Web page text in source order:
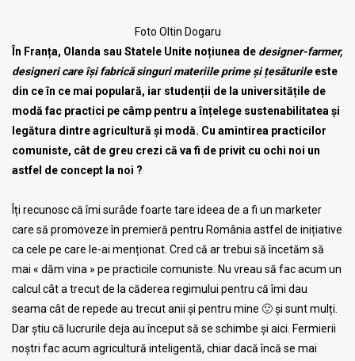
Foto Oltin Dogaru
În Franța, Olanda sau Statele Unite noțiunea de designer-farmer,
designeri care își fabrică singuri materiile prime și țesăturileeste
din ce în ce mai populară, iar studenții de la universitățile de
modă fac practici pe câmp pentru a înțelege sustenabilitatea și
legătura dintre agricultură și modă. Cu amintirea practicilor
comuniste, cât de greu crezi că va fi de privit cu ochi noi un
astfel de concept la noi ?
Îți recunosc că îmi surâde foarte tare ideea de a fi un marketer
care să promoveze în premieră pentru România astfel de inițiative
ca cele pe care le-ai menționat. Cred că ar trebui să încetăm să
mai « dăm vina » pe practicile comuniste. Nu vreau să fac acum un
calcul cât a trecut de la căderea regimului pentru că îmi dau
seama cât de repede au trecut anii și pentru mine 🙂 și sunt mulți.
Dar știu că lucrurile deja au început să se schimbe și aici. Fermierii
noștri fac acum agricultură inteligentă, chiar dacă încă se mai